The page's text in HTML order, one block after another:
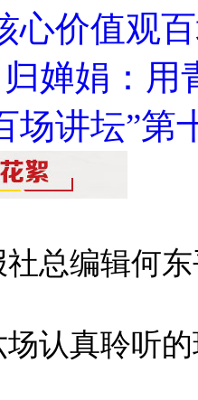
心价值观
归婵娟：
场讲坛”第
总编辑何
认真聆听